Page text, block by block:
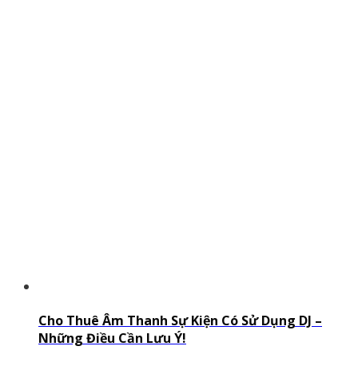
Cho Thuê Âm Thanh Sự Kiện Có Sử Dụng DJ –
Những Điều Cần Lưu Ý!